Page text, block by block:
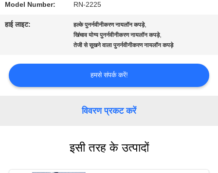
संपर्क
करें
Model Number: RN-2225
हाई लाइट: हल्के पुनर्नवीनीकरण नायलॉन कपड़े,
खिंचाव योग्य पुनर्नवीनीकरण नायलॉन कपड़े,
तेजी से सूखने वाला पुनर्नवीनीकरण नायलॉन कपड़े
हमसे संपर्क करें!
विवरण प्रकट करें
इसी तरह के उत्पादों